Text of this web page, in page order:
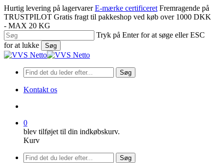
Spring
til
hovedindhold
Hurtig levering på lagervarer E-mærke certificeret Fremragende på
TRUSTPILOT Gratis fragt til pakkeshop ved køb over 1000 DKK
- MAX 20 KG
Tryk på Enter for at søge eller ESC
for at lukke
Søg
Luk
Søg
Kontakt os
0
blev tilføjet til din indkøbskurv.
Kurv
Menu
Søg